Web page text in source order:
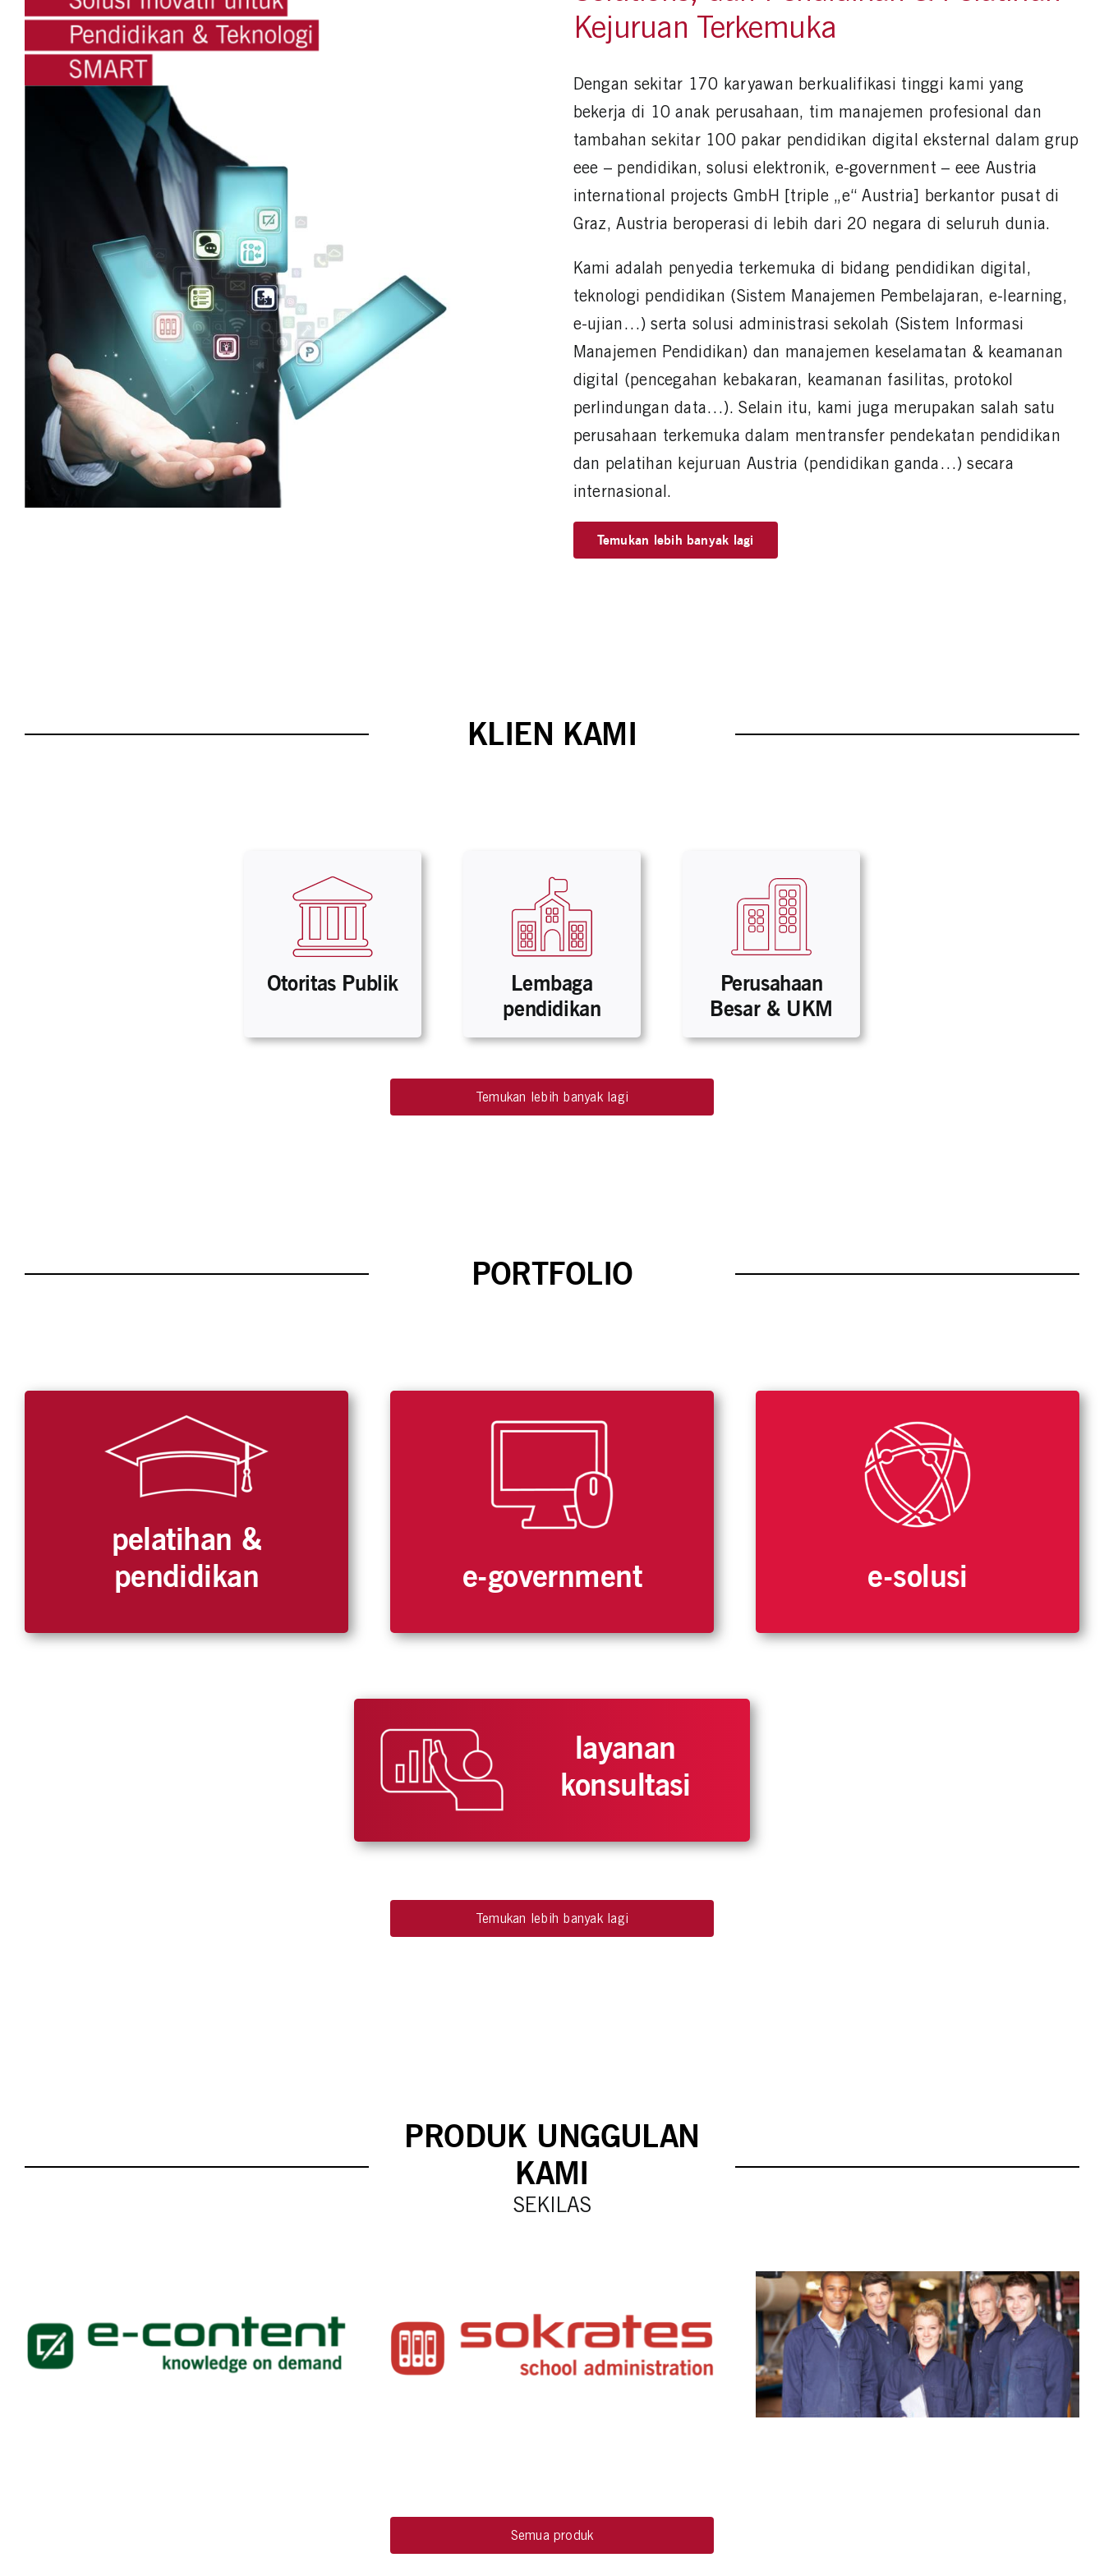
Kejuruan Terkemuka
Dengan sekitar 170 karyawan berkualifikasi tinggi kami yang
bekerja di 10 anak perusahaan, tim manajemen profesional dan
tambahan sekitar 100 pakar pendidikan digital eksternal dalam grup
eee – pendidikan, solusi elektronik, e-government – eee Austria
international projects GmbH [triple „e“ Austria] berkantor pusat di
Graz, Austria beroperasi di lebih dari 20 negara di seluruh dunia.
Kami adalah penyedia terkemuka di bidang pendidikan digital,
teknologi pendidikan (Sistem Manajemen Pembelajaran, e-learning,
e-ujian…) serta solusi administrasi sekolah (Sistem Informasi
Manajemen Pendidikan) dan manajemen keselamatan & keamanan
digital (pencegahan kebakaran, keamanan fasilitas, protokol
perlindungan data…). Selain itu, kami juga merupakan salah satu
perusahaan terkemuka dalam mentransfer pendekatan pendidikan
dan pelatihan kejuruan Austria (pendidikan ganda…) secara
internasional.
Temukan lebih banyak lagi
KLIEN KAMI
Otoritas Publik
Lembaga
pendidikan
Perusahaan
Besar & UKM
Temukan lebih banyak lagi
PORTFOLIO
pelatihan &
pendidikan
e-government e-solusi
layanan
konsultasi
Temukan lebih banyak lagi
PRODUK UNGGULAN
KAMI
SEKILAS
Semua produk